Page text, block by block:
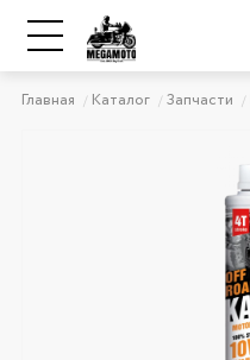
Главная Каталог Запчасти